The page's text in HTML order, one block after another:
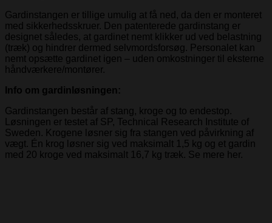
Gardinstangen er tillige umulig at få ned, da den er monteret
med sikkerhedsskruer. Den patenterede gardinstang er
designet således, at gardinet nemt klikker ud ved belastning
(træk) og hindrer dermed selvmordsforsøg. Personalet kan
nemt opsætte gardinet igen – uden omkostninger til eksterne
håndværkere/montører.
Info om gardinløsningen:
Gardinstangen består af stang, kroge og to endestop.
Løsningen er testet af SP, Technical Research Institute of
Sweden. Krogene løsner sig fra stangen ved påvirkning af
vægt. Én krog løsner sig ved maksimalt 1,5 kg og et gardin
med 20 kroge ved maksimalt 16,7 kg træk. Se mere her.